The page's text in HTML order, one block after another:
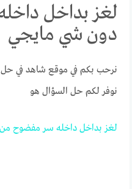
لغز بداخل
دون شي مايجي
نرحب بكم في موقع شاهد في حل
نوفر لكم حل السؤال هو
لغز بداخل داخله سر مفضوح من